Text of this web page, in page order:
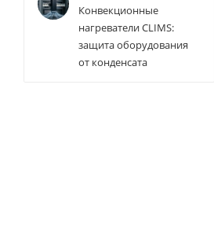
Конвекционные
нагреватели CLIMS:
защита оборудования
от конденсата